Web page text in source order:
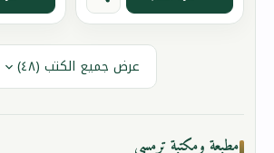
عرض جميع الكتب (٤٨)
مطبعة ومكتبة ترمسي